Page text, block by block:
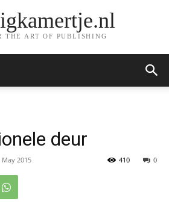
THE ART OF PUBLISHING
deur
May 2015 0
410